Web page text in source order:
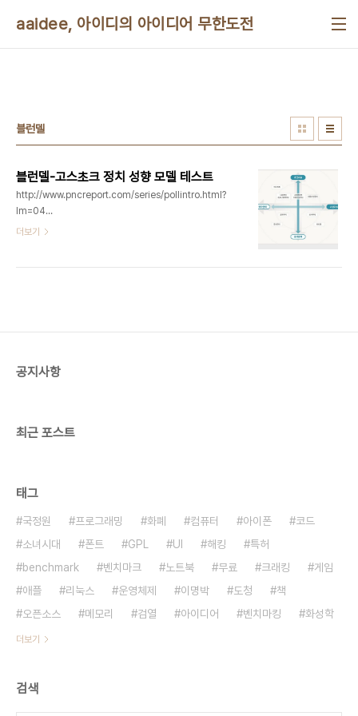
aaidee, 아이디의 아이디어 무한도전
블런델
블런델-고스초크 정치 성향 모델 테스트
http://www.pncreport.com/series/pollintro.html?
lm=04
http://www.pncreport.com/report/issue.html?
선택해 왔던 것임 다만, 민주노동당 지지자들은 이념
더보기
공지사항
최근 포스트
태그
국정원 프로그래밍 화폐 컴퓨터 아이폰
코드
소녀시대
폰트 GPL UI 해킹
특허
benchmark
벤치마크 노트북 무료 크래킹
게임
애플
리눅스 운영체제 이명박 도청
책
오픈소스
메모리 검열 아이디어 벤치마킹 화성학
더보기
검색